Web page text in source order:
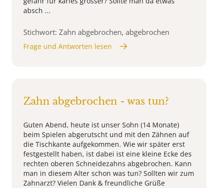
absch ...
Stichwort: Zahn abgebrochen, abgebrochen
Frage und Antworten lesen
Zahn abgebrochen - was tun?
Guten Abend, heute ist unser Sohn (14 Monate)
beim Spielen abgerutscht und mit den Zähnen auf
die Tischkante aufgekommen. Wie wir später erst
festgestellt haben, ist dabei ist eine kleine Ecke des
rechten oberen Schneidezahns abgebrochen. Kann
man in diesem Alter schon was tun? Sollten wir zum
Zahnarzt? Vielen Dank & freundliche Grüße